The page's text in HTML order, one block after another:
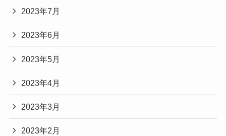
2023年7月
2023年6月
2023年5月
2023年4月
2023年3月
2023年2月